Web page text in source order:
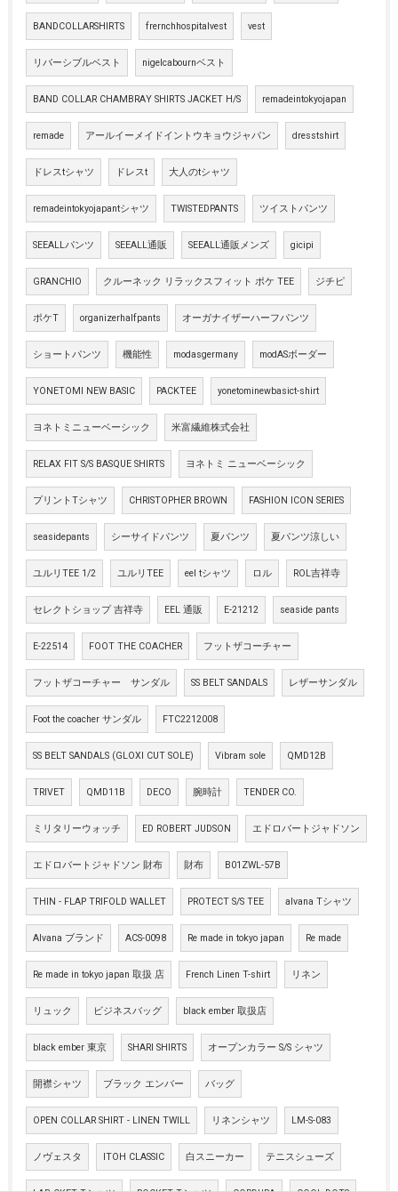
BANDCOLLARSHIRTS frernchhospitalvest vest
リバーシブルベスト nigelcabournベスト
BAND COLLAR CHAMBRAY SHIRTS JACKET H/S remadeintokyojapan
remade アールイーメイドイントウキョウジャパン dresstshirt
ドレスtシャツ ドレスt 大人のtシャツ
remadeintokyojapantシャツ TWISTEDPANTS ツイストパンツ
SEEALLパンツ SEEALL通販 SEEALL通販メンズ gicipi
GRANCHIO クルーネック リラックスフィット ポケ TEE ジチピ
ポケT organizerhalfpants オーガナイザーハーフパンツ
ショートパンツ 機能性 modasgermany modASボーダー
YONETOMI NEW BASIC PACKTEE yonetominewbasict-shirt
ヨネトミニューベーシック 米富繊維株式会社
RELAX FIT S/S BASQUE SHIRTS ヨネトミ ニューベーシック
プリントTシャツ CHRISTOPHER BROWN FASHION ICON SERIES
seasidepants シーサイドパンツ 夏パンツ 夏パンツ涼しい
ユルリTEE 1/2 ユルリTEE eel tシャツ ロル ROL吉祥寺
セレクトショップ 吉祥寺 EEL 通販 E-21212 seaside pants
E-22514 FOOT THE COACHER フットザコーチャー
フットザコーチャー サンダル SS BELT SANDALS レザーサンダル
Foot the coacher サンダル FTC2212008
SS BELT SANDALS (GLOXI CUT SOLE) Vibram sole QMD12B
TRIVET QMD11B DECO 腕時計 TENDER CO.
ミリタリーウォッチ ED ROBERT JUDSON エドロバートジャドソン
エドロバートジャドソン 財布 財布 B01ZWL-57B
THIN - FLAP TRIFOLD WALLET PROTECT S/S TEE alvana Tシャツ
Alvana ブランド ACS-0098 Re made in tokyo japan Re made
Re made in tokyo japan 取扱 店 French Linen T-shirt リネン
リュック ビジネスバッグ black ember 取扱店
black ember 東京 SHARI SHIRTS オープンカラー S/S シャツ
開襟シャツ ブラック エンバー バッグ
OPEN COLLAR SHIRT - LINEN TWILL リネンシャツ LM-S-083
ノヴェスタ ITOH CLASSIC 白スニーカー テニスシューズ